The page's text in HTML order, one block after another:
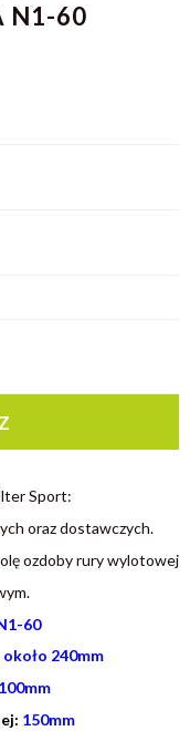
N1-60
Sport:
oraz dostawczych.
ozdoby rury wylotowej
60
około 240mm
100mm
150mm